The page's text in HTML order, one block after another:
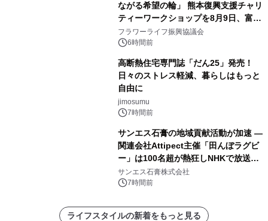
ながる希望の輪」 熊本復興支援チャリ
ティーワークショップを8月9日、富
山・射水で開催
フラワーライフ振興協議会
6時間前
高断熱住宅専門誌「だん25」発売！
日々のストレス軽減、暮らしはもっと
自由に
jimosumu
7時間前
サンエス石膏の地域貢献活動が加速 ―
関連会社Attipect主催「田んぼラグビ
ー」は100名超が熱狂しNHKで放送さ
れました。
サンエス石膏株式会社
7時間前
ライフスタイルの新着をもっと見る